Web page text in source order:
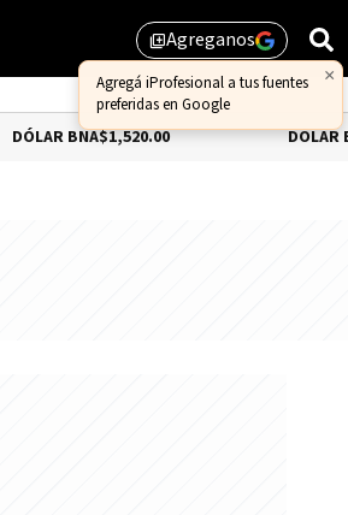
library_addAgreganos
$1,520.00 DÓLAR BLUE-0.66%